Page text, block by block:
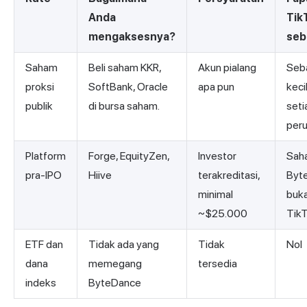
Anda
mengaksesnya?
Saham
proksi
publik
Beli saham KKR,
SoftBank, Oracle
di bursa saham.
Akun pialang
apa pun
Platform
pra-IPO
Forge, EquityZen,
Hiive
Investor
terakreditasi,
minimal
~$25.000
ETF dan
dana
indeks
Tidak ada yang
memegang
ByteDance
Tidak
tersedia
Nol